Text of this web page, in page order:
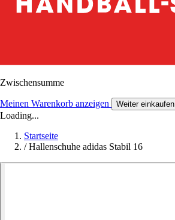
Zwischensumme
Meinen Warenkorb anzeigen Weiter einkaufen
Loading...
Startseite
/ Hallenschuhe adidas Stabil 16